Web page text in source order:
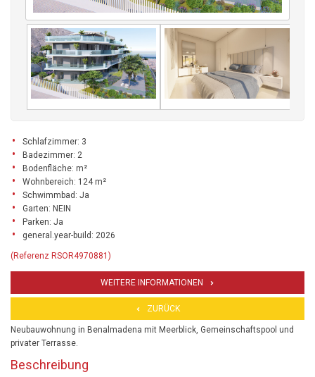
Schlafzimmer: 3
Badezimmer: 2
Bodenfläche: m²
Wohnbereich: 124 m²
Schwimmbad: Ja
Garten: NEIN
Parken: Ja
general.year-build: 2026
(Referenz RSOR4970881)
WEITERE INFORMATIONEN
ZURÜCK
Neubauwohnung in Benalmadena mit Meerblick, Gemeinschaftspool und
privater Terrasse.
Beschreibung